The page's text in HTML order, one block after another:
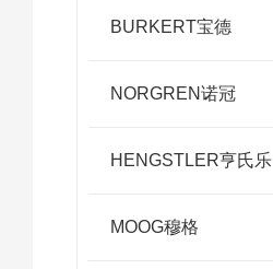
BURKERT宝德
NORGREN诺冠
HENGSTLER亨氏乐
MOOG穆格